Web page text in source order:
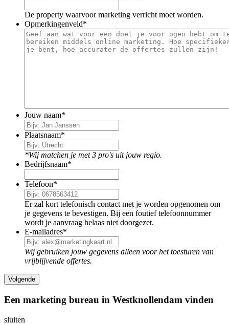
De property waarvoor marketing verricht moet worden.
Opmerkingenveld*
Jouw naam*
Plaatsnaam*
*Wij matchen je met 3 pro's uit jouw regio.
Bedrijfsnaam*
Telefoon*
Er zal kort telefonisch contact met je worden opgenomen om
je gegevens te bevestigen. Bij een foutief telefoonnummer
wordt je aanvraag helaas niet doorgezet.
E-mailadres*
Wij gebruiken jouw gegevens alleen voor het toesturen van
vrijblijvende offertes.
Een marketing bureau in Westknollendam vinden
sluiten